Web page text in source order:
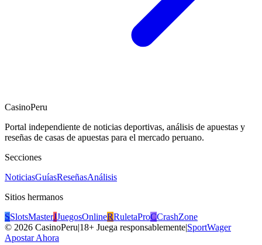
CasinoPeru
Portal independiente de noticias deportivas, análisis de apuestas y
reseñas de casas de apuestas para el mercado peruano.
Secciones
NoticiasGuíasReseñasAnálisis
Sitios hermanos
SSlotsMasterJJuegosOnlineRRuletaProCCrashZone
© 2026 CasinoPeru|18+ Juega responsablemente|SportWager
Apostar Ahora